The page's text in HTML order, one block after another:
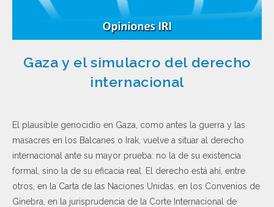
Gaza y el simulacro del derecho
internacional
El plausible genocidio en Gaza, como antes la guerra y las
masacres en los Balcanes o Irak, vuelve a situar al derecho
internacional ante su mayor prueba: no la de su existencia
formal, sino la de su eficacia real. El derecho está ahí, entre
otros, en la Carta de las Naciones Unidas, en los Convenios de
Ginebra, en la jurisprudencia de la Corte Internacional de